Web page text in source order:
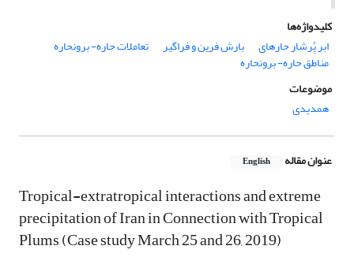
کلیدواژه‌ها
ابر پُرشار حاره‏ای
بارش فرین و فراگیر تعاملات حاره‏- برون‏حاره
مناطق حاره‏- برون‏حاره
موضوعات
همدیدی
عنوان مقاله English
Tropical-extratropical interactions and extreme
precipitation of Iran in Connection with Tropical
Plums (Case study March 25 and 26, 2019)